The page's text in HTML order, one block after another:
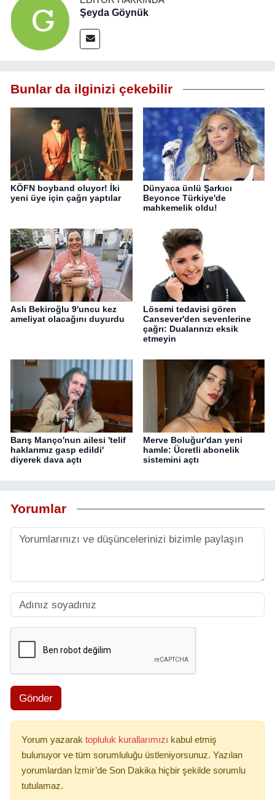
Şeyda Göynük
Bunlar da ilginizi çekebilir
KÖFN boyband oluyor! İki
yeni üye için çağrı yaptılar
Dünyaca ünlü Şarkıcı
Beyonce Türkiye'de
mahkemelik oldu!
Aslı Bekiroğlu 9'uncu kez
ameliyat olacağını duyurdu
Lösemi tedavisi gören
Cansever'den sevenlerine
çağrı: Dualarınızı eksik
etmeyin
Barış Manço'nun ailesi 'telif
haklarımız gasp edildi'
diyerek dava açtı
Merve Boluğur'dan yeni
hamle: Ücretli abonelik
sistemini açtı
Yorumlar
Gönder
Yorum yazarak topluluk kurallarımızı kabul etmiş
bulunuyor ve tüm sorumluluğu üstleniyorsunuz. Yazılan
yorumlardan İzmir’de Son Dakika hiçbir şekilde sorumlu
tutulamaz.